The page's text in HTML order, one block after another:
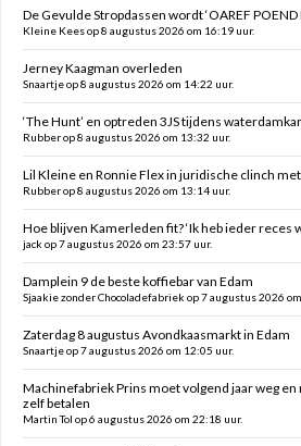
De Gevulde Stropdassen wordt ‘OAREF POEND
Kleine Kees op 8 augustus 2026 om 16:19 uur.
Jerney Kaagman overleden
Snaartje op 8 augustus 2026 om 14:22 uur.
‘The Hunt’ en optreden 3JS tijdens
Rubber op 8 augustus 2026 om 13:32 uur.
Lil Kleine en Ronnie Flex in juridische clinch
Rubber op 8 augustus 2026 om 13:14 uur.
Hoe blijven Kamerleden fit? ‘Ik heb ieder reces
jack op 7 augustus 2026 om 23:57 uur.
Damplein 9 de beste koffiebar van Edam
Sjaakie zonder Chocoladefabriek op 7 augustus 2026
Zaterdag 8 augustus Avondkaasmarkt in Edam
Snaartje op 7 augustus 2026 om 12:05 uur.
Machinefabriek Prins moet volgend jaar weg
zelf betalen
Martin Tol op 6 augustus 2026 om 22:18 uur.